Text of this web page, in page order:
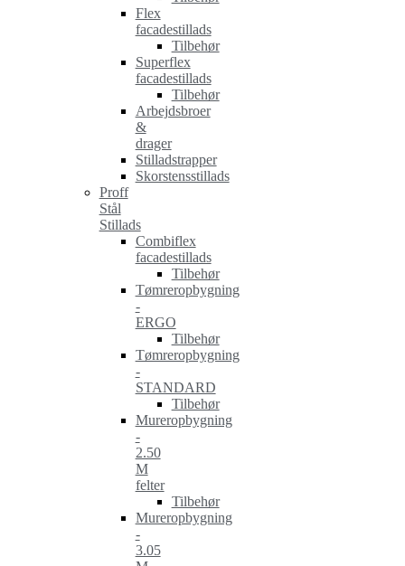
Flex
facadestillads
Tilbehør
Superflex
facadestillads
Tilbehør
Arbejdsbroer
&
drager
Stilladstrapper
Skorstensstillads
Proff
Stål
Stillads
Combiflex
facadestillads
Tilbehør
Tømreropbygning
-
ERGO
Tilbehør
Tømreropbygning
-
STANDARD
Tilbehør
Mureropbygning
-
2.50
M
felter
Tilbehør
Mureropbygning
-
3.05